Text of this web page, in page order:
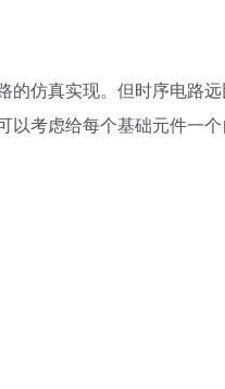
仿真实现。但时序电路
以考虑给每个基础元件一